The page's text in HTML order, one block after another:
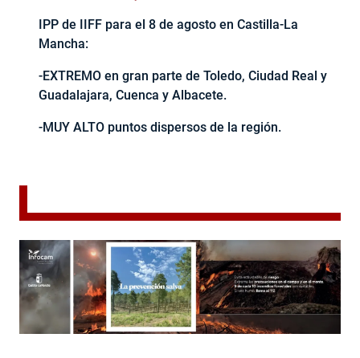
IPP de IIFF para el 8 de agosto en Castilla-La
Mancha:
-EXTREMO en gran parte de Toledo, Ciudad Real y
Guadalajara, Cuenca y Albacete.
-MUY ALTO puntos dispersos de la región.